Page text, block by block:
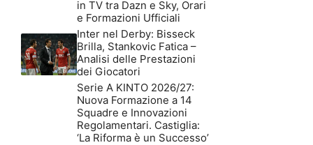
in TV tra Dazn e Sky, Orari
e Formazioni Ufficiali
Inter nel Derby: Bisseck
Brilla, Stankovic Fatica –
Analisi delle Prestazioni
dei Giocatori
Serie A KINTO 2026/27:
Nuova Formazione a 14
Squadre e Innovazioni
Regolamentari. Castiglia:
‘La Riforma è un Successo’